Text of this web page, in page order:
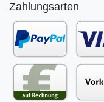
Zahlungsarten